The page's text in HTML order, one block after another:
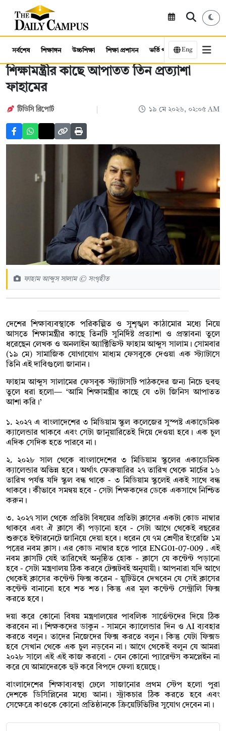
সর্বশেষ শিক্ষাঙ্গন উচ্চশিক্ষা শিক্ষা প্রশাসন ভর্তি পরীক্ষা কর্মসংস্থান
Eng
শিক্ষামন্ত্রীর কাছে আপাতত তিন প্রত্যাশা
ফাহামের
টিডিসি রিপোর্ট ১৯ মে ২০২৬, ০২:০৫ AM
ফাহাম আব্দুস সালাম © সংগৃহীত
দেশের শিক্ষাব্যবস্থাকে পরিকল্পিত ও সুশৃঙ্খল কাঠামোর মধ্যে নিয়ে
আসতে শিক্ষামন্ত্রীর কাছে তিনটি সুনির্দিষ্ট প্রত্যাশা ও প্রস্তাবনা তুলে
ধরেছেন লেখক ও অনলাইন অ্যাক্টিভিস্ট ফাহাম আব্দুস সালাম। সোমবার
(১৯ মে) সামাজিক যোগাযোগ মাধ্যম ফেসবুকে দেওয়া এক স্ট্যাটাসে
তিনি এই দাবিগুলো জানান।
ফাহাম আব্দুস সালামের ফেসবুক স্ট্যাটাসটি পাঠকদের জন্য নিচে হুবহু
তুলে ধরা হলো— ‘আমি শিক্ষামন্ত্রীর কাছে যে ৩টা জিনিস আপাতত
আশা করি।’
১. ২০২৭ এ বাংলাদেশের ৩ মিডিয়াম স্কুল কলেজের সুস্পষ্ট একাডেমিক
ক্যালেন্ডার থাকবে এবং সেটা জানুয়ারিতেই দিয়ে দেওয়া হবে। এক চুল
এদিক সেদিক হতে পারবে না।
২. ২০২৮ সাল থেকে বাংলাদেশের ৩ মিডিয়াম স্কুলের একাডেমিক
ক্যালেন্ডার অভিন্ন হবে। অর্থাৎ ফেব্রুয়ারির ২৭ তারিখ থেকে মার্চের ১৬
তারিখ পর্যন্ত যদি স্কুল বন্ধ থাকে - ৩ মিডিয়াম স্কুলেই একই সাথে বন্ধ
থাকবে। কীভাবে সমন্বয় হবে - সেটা শিক্ষকদের ডেকে একসাথে নিশ্চিত
করুন।
৩. ২০২৭ সাল থেকে প্রতিটা বিষয়ের প্রতিটা ক্লাসের একটা কোড নাম্বার
থাকবে এবং ঐ ক্লাসে কী পড়ানো হবে - সেটা আগে থেকেই বছরের
শুরুতে ইন্টারনেটে জানিয়ে দেয়া হবে। ধরেন যে ৭ম শ্রেণীর ইংরেজি ১ম
পত্রের নবম ক্লাস। এর কোড নাম্বার হতে পারে ENG01-07-009 . এই
নবম ক্লাসটি যেই তারিখেই অনুষ্ঠিত হোক - ক্লাসে যে কন্টেন্ট পড়ানো
হবে - সেটা মন্ত্রণালয় ঠিক করবে টেক্সটবই অনুযায়ী। আপনারা যদি আগে
থেকেই ক্লাসের কন্টেন্ট ফিক্স করেন - য়ুটিউবে দেখবেন যে সেই ক্লাসের
কন্টেন্ট বানানো হবে শত শত। কিন্তু এর মূল কন্টেন্ট সেন্ট্রালি ফিক্স
করতে হবে।
দয়া করে কোনো বিষয় মন্ত্রণালয়ের পাবলিক সার্ভেন্টদের দিয়ে ঠিক
করবেন না। শিক্ষকদের ডাকুন - সামনে ক্যালেন্ডার দিন ও AI ব্যবহার
করতে বলুন। তাদের নিজেদের ফিক্স করতে বলুন। কিন্তু যেটা ফিক্সড
হবে সেখান থেকে এক চুল নড়বেন না। আগে থেকেই বলুন যে আমরা
২০২৮ সালে এই এই কাজ করবো - যেন কোনো প্যারেন্টস কমপ্লেইন না
করে যে আমাদেরকে হুট করে বিপদে ফেলা হয়েছে।
বাংলাদেশের শিক্ষাব্যবস্থা ঢেলে সাজানোর প্রথম স্টেপ হলো পুরা
দেশকে ডিসিপ্লিনের মধ্যে আনা। স্ট্রাকচার ঠিক করতে হবে এবং
সেক্ষেত্রে কাওকে কোনো প্রতিষ্ঠানকে ক্রিয়েটিভিটির সুযোগ দেবেন না।